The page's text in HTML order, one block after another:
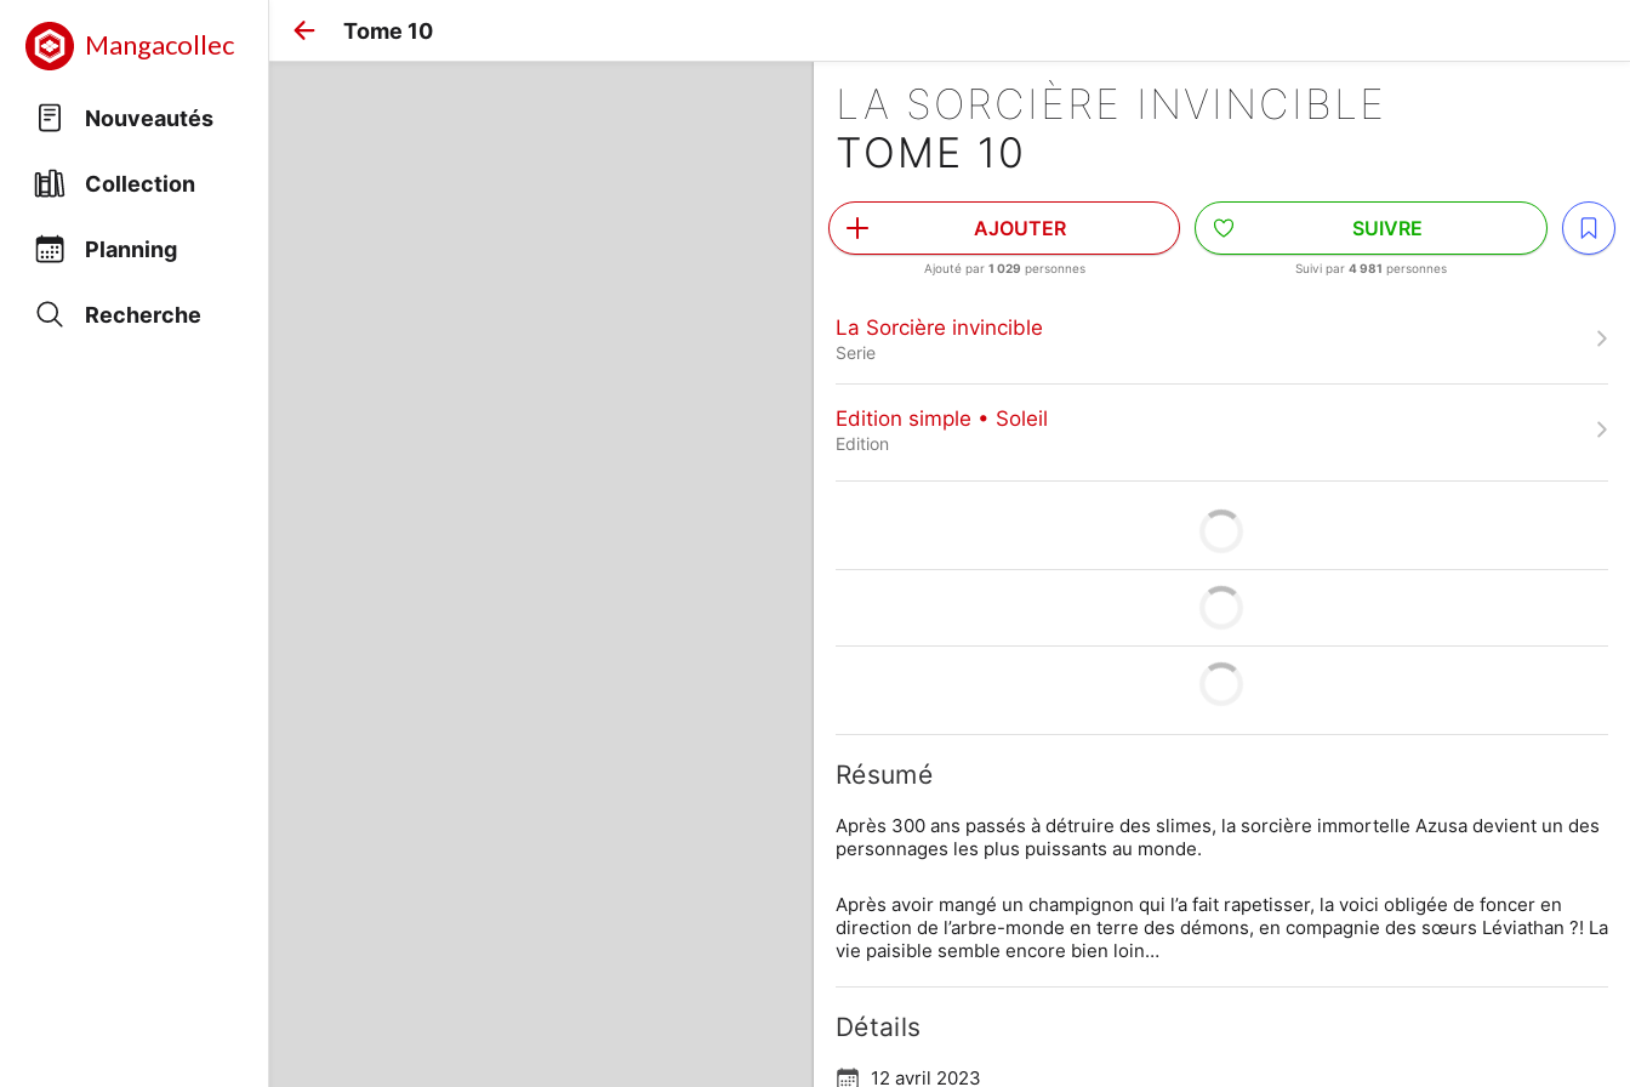
Mangacollec
Nouveautés
Collection
Planning
Recherche
Tome 10
LA SORCIÈRE INVINCIBLE
TOME 10
AJOUTER
Ajouté par 1 029 personnes
SUIVRE
Suivi par4 981 personnes
La Sorcière invincible
Serie
Edition simple • Soleil
Edition
Résumé
Après 300 ans passés à détruire des slimes, la sorcière immortelle Azusa devient un des
personnages les plus puissants au monde.
Après avoir mangé un champignon qui l’a fait rapetisser, la voici obligée de foncer en
direction de l’arbre-monde en terre des démons, en compagnie des sœurs Léviathan ?! La
vie paisible semble encore bien loin…
Détails
12 avril 2023